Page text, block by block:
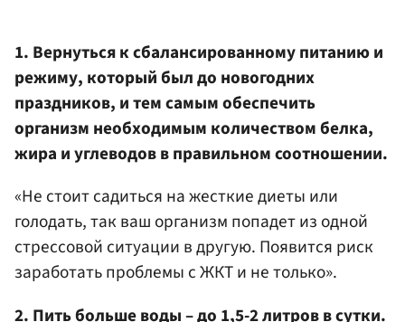
1. Вернуться к сбалансированному питанию и
режиму, который был до новогодних
праздников, и тем самым обеспечить
организм необходимым количеством белка,
жира и углеводов в правильном соотношении.
«Не стоит садиться на жесткие диеты или
голодать, так ваш организм попадет из одной
стрессовой ситуации в другую. Появится риск
заработать проблемы с ЖКТ и не только».
2. Пить больше воды – до 1,5-2 литров в сутки.